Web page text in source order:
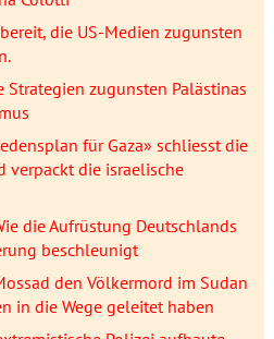
die US-Medien zugunsten
Strategien zugunsten Palästinas
für Gaza» schliesst die
verpackt die israelische
die Aufrüstung Deutschlands
beschleunigt
den Völkermord im Sudan
in die Wege geleitet haben